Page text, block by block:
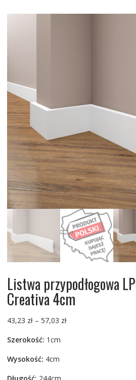
Listwa przypodłogowa
Creativa 4cm
43,23 zł – 57,03 złZakres
Szerokość: 1cm
Wysokość: 4cm